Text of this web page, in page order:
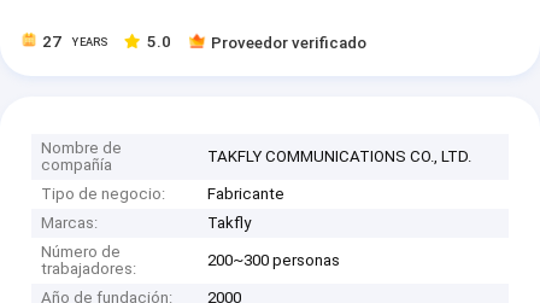
27 YEARS 5.0 Proveedor verificado
Nombre de
compañía
TAKFLY COMMUNICATIONS CO., LTD.
Tipo de negocio:
Fabricante
Marcas:
Takfly
Número de
trabajadores:
200~300 personas
Año de fundación:
2000